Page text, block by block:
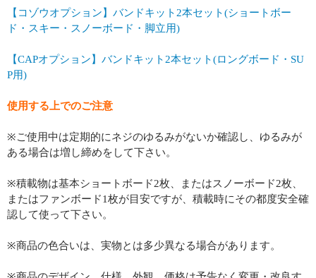
【コゾウオプション】バンドキット2本セット(ショートボー
ド・スキー・スノーボード・脚立用)
【CAPオプション】バンドキット2本セット(ロングボード・SU
P用)
使用する上でのご注意
※ご使用中は定期的にネジのゆるみがないか確認し、ゆるみが
ある場合は増し締めをして下さい。
※積載物は基本ショートボード2枚、またはスノーボード2枚、
またはファンボード1枚が目安ですが、積載時にその都度安全確
認して使って下さい。
※商品の色合いは、実物とは多少異なる場合があります。